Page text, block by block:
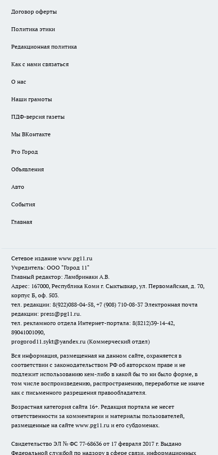
Договор оферты
Политика этики
Редакционная политика
Как с нами связаться
О нас
Наши грамоты
ПДФ-версия газеты
Мы ВКонтакте
Pro Город
Объявления
Авто
События
Главная
Сетевое издание www.pg11.ru
Учредитель: ООО "Город 11"
Главный редактор: Ламбринаки А.В.
Адрес: 167000, Республика Коми г. Сыктывкар, ул. Первомайская, д. 70,
корпус Б, оф. 503.
тел. редакции: 8(922)088-04-58, +7 (908) 710-08-37 Электронная почта
редакции: press@pg11.ru.
тел. рекламного отдела Интернет-портала: 8(8212)39-14-42,
89041001090,
progorod11.sykt@yandex.ru (Коммерческий отдел)
Вся информация, размещенная на данном сайте, охраняется в
соответствии с законодательством РФ об авторском праве и не
подлежит использованию кем-либо в какой бы то ни было форме, в
том числе воспроизведению, распространению, переработке не иначе
как с письменного разрешения правообладателя.
Возрастная категория сайта 16+. Редакция портала не несет
ответственности за комментарии и материалы пользователей,
размещенные на сайте www.pg11.ru и его субдоменах.
Свидетельство ЭЛ № ФС 77-68636 от 17 февраля 2017 г. Выдано
Федеральной службой по надзору в сфере связи, информационных